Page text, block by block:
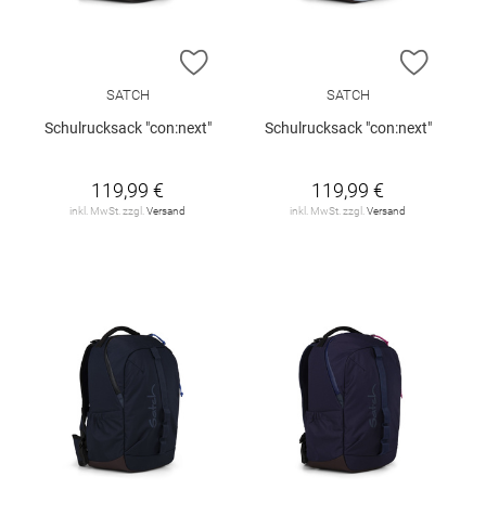
ZUR WUNSCHLISTE HINZUFÜGEN
SATCH
Schulrucksack "con:next"
119,99 €
inkl. MwSt. zzgl.Versand
ZUR
SATCH
Schulrucksack "con:next"
119,99 €
inkl. MwSt. zzgl.Versand